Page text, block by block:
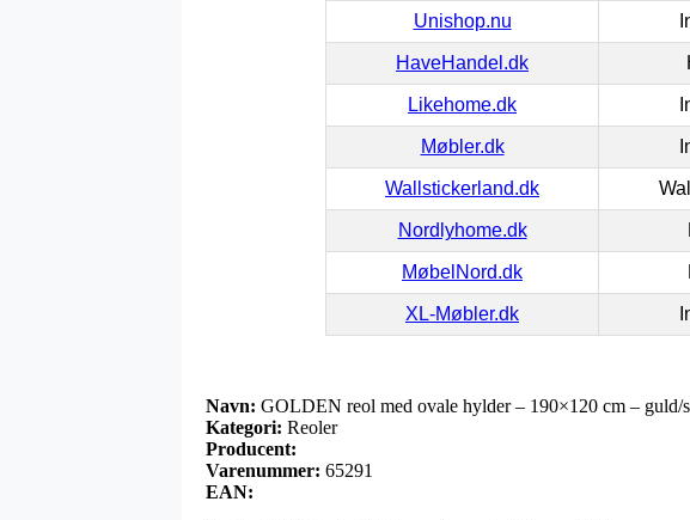
Unishop.nu
HaveHandel.dk
Likehome.dk
Møbler.dk
Wallstickerland.dk
Nordlyhome.dk
MøbelNord.dk
XL-Møbler.dk
Navn: GOLDEN reol med ovale hylder – 190×120 cm – guld/
Kategori: Reoler
Producent:
Varenummer: 65291
EAN: